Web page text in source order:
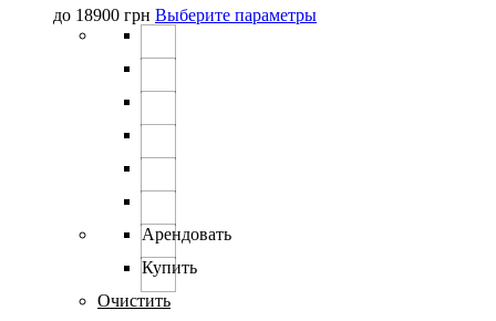
до 18900 грн Выберите параметрыЭтот
Арендовать
Купить
Очистить